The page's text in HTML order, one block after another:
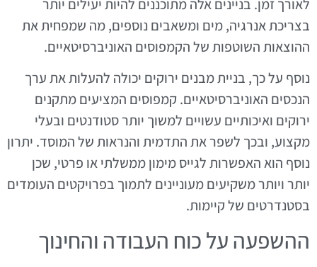
לאורך זמן. בניינים אלה מתוכננים להיות יעילים יותר
בצריכת אנרגיה, מים ומשאבים נוספים, מה שמפחית את
ההוצאות השוטפות של הקמפוסים האוניברסיטאיים.
נוסף על כך, בניית מבנים ירוקים יכולה להעלות את ערך
הנכסים האוניברסיטאיים. קמפוסים המציעים מתקנים
ירוקים ואיכותיים עשויים למשוך יותר סטודנטים ובעלי
מקצוע, ובכך לשפר את התדמית והנראות של המוסד. יתרון
נוסף הוא האפשרות לגייס מימון ממשלתי או פרטי, שכן
יותר ויותר משקיעים מעוניינים לתמוך בפרויקטים העומדים
בסטנדרטים של קיימות.
ההשפעה על כוח העבודה והחינוך